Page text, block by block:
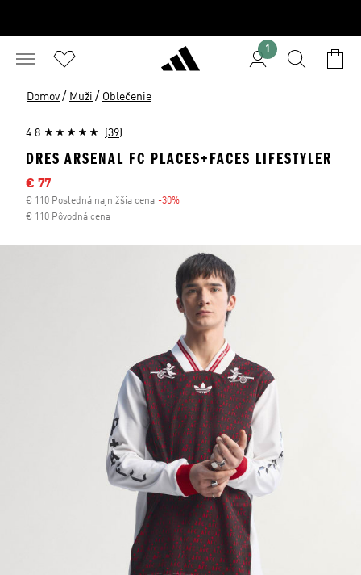
1
Domov / Muži / Oblečenie
4.8 (39)
DRES ARSENAL FC PLACES+FACES LIFESTYLER
Výpredajová cena
€ 77
€ 110 Posledná najnižšia cena -30%
€ 110 Pôvodná cena